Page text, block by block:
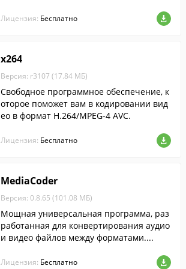
Лицензия: Бесплатно
x264
Версия: r3107 (17.84 МБ)
Свободное программное обеспечение, к
оторое поможет вам в кодировании вид
ео в формат H.264/MPEG-4 AVC.
Лицензия: Бесплатно
MediaCoder
Версия: 0.8.65 (101.08 МБ)
Мощная универсальная программа, раз
работанная для конвертирования аудио
и видео файлов между форматами....
Лицензия: Бесплатно